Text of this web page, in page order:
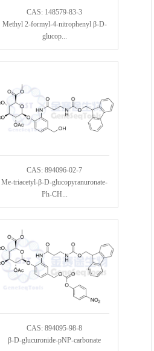
CAS: 148579-83-3
Methyl 2-formyl-4-nitrophenyl β-D-
glucop...
CAS: 894096-02-7
Me-triacetyl-β-D-glucopyranuronate-
Ph-CH...
CAS: 894095-98-8
β-D-glucuronide-pNP-carbonate